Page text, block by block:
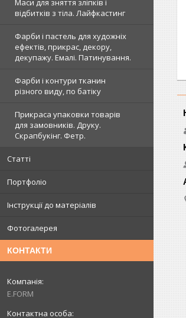
Маси для зняття зліпків і
відбитків з тіла. Лайфкастинг
Фарби і пастель для художніх
ефектів, прикрас, декору,
декупажу. Емалі. Патинування.
Фарби і контури тканин
різного виду, по батіку
Прикраса упаковки товарів
для замовників. Друку.
Скрапбукінг. Фетр.
Статті
Портфоліо
Інструкції до матеріалів
Фотогалерея
КОНТАКТИ
E.FORM